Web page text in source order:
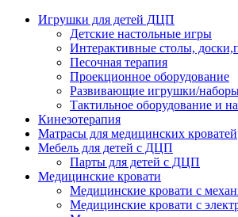
Игрушки для детей ДЦП
Детские настольные игры
Интерактивные столы,
Песочная терапия
Проекционное оборудование
Развивающие игрушки/
Тактильное оборудование и
Кинезотерапия
Матрасы для медицинских кроватей
Мебель для детей с ДЦП
Парты для детей с ДЦП
Медицинские кровати
Медицинские кровати с
Медицинские кровати с